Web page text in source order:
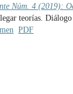
Núm. 4 (2019):
teorías.
PDF